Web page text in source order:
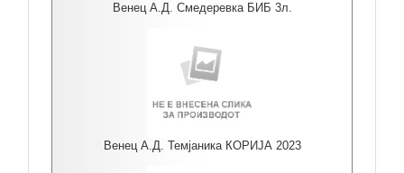
Венец А.Д. Смедеревка БИБ 3л.
Венец А.Д. Темјаника КОРИЈА 2023